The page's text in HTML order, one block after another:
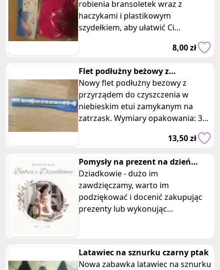
robienia bransoletek wraz z
haczykami i plastikowym
szydełkiem, aby ułatwić Ci
motywów. Posiadam dwa ta8,00 zł
Flet podłużny beżowy z
przyrządem do czyszczenia w etui
Nowy flet podłużny bezowy z
przyrządem do czyszczenia w
niebieskim etui zamykanym na
zatrzask. Wymiary opakowania: 35
x 6 cm. Posiadam 2 takich samych
13,50 zł
Pomysły na prezent na dzień
babci i dziadka
Dziadkowie - dużo im
zawdzięczamy, warto im
podziękować i docenić zakupując
prezenty lub wykonując
Latawiec na sznurku czarny ptak
Nowa zabawka latawiec na sznurku